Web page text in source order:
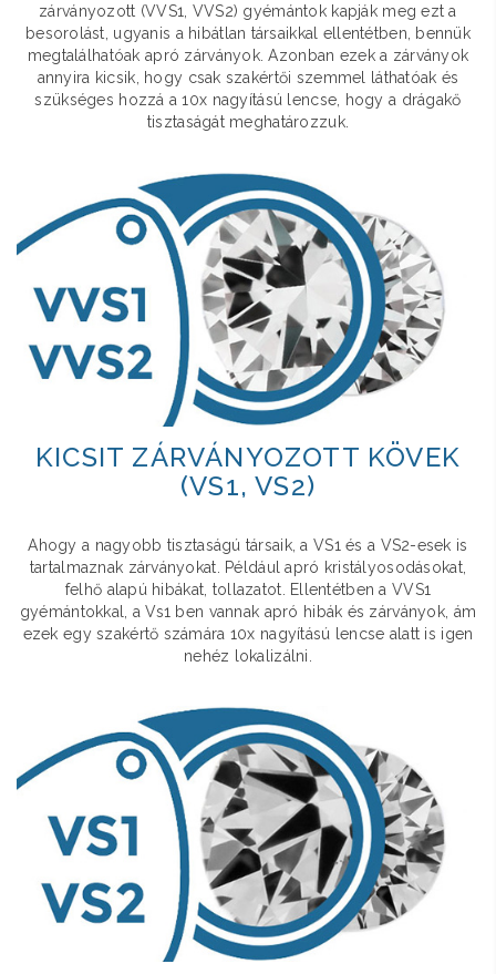
zárványozott (VVS1, VVS2) gyémántok kapják meg ezt a
besorolást, ugyanis a hibátlan társaikkal ellentétben, bennük
megtalálhatóak apró zárványok. Azonban ezek a zárványok
annyira kicsik, hogy csak szakértői szemmel láthatóak és
szükséges hozzá a 10x nagyítású lencse, hogy a drágakő
tisztaságát meghatározzuk.
KICSIT ZÁRVÁNYOZOTT KÖVEK
(VS1, VS2)
Ahogy a nagyobb tisztaságú társaik, a VS1 és a VS2-esek is
tartalmaznak zárványokat. Például apró kristályosodásokat,
felhő alapú hibákat, tollazatot. Ellentétben a VVS1
gyémántokkal, a Vs1 ben vannak apró hibák és zárványok, ám
ezek egy szakértő számára 10x nagyítású lencse alatt is igen
nehéz lokalizálni.